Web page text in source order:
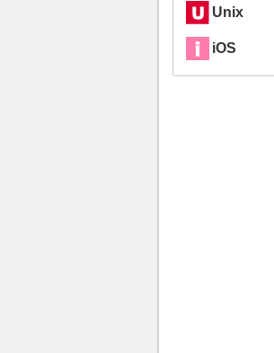
Unix
iOS